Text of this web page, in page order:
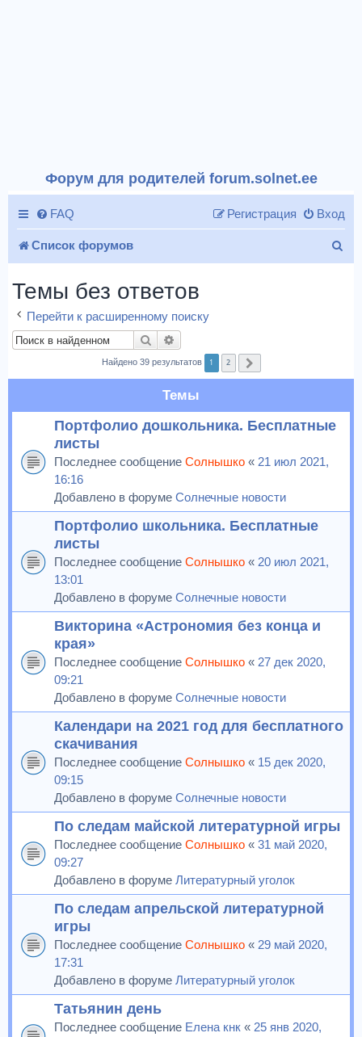
Форум для родителей forum.solnet.ee
FAQ Вход
Регистрация
Список форумов
Темы без ответов
Перейти к расширенному поиску
Поиск
Найдено 39 результатов 1 2
Темы
Портфолио дошкольника. Бесплатные
листы
Последнее сообщение Солнышко « 21 июл 2021,
16:16
Добавлено в форуме Солнечные новости
Портфолио школьника. Бесплатные
листы
Последнее сообщение Солнышко « 20 июл 2021,
13:01
Добавлено в форуме Солнечные новости
Викторина «Астрономия без конца и
края»
Последнее сообщение Солнышко « 27 дек 2020,
09:21
Добавлено в форуме Солнечные новости
Календари на 2021 год для бесплатного
скачивания
Последнее сообщение Солнышко « 15 дек 2020,
09:15
Добавлено в форуме Солнечные новости
По следам майской литературной игры
Последнее сообщение Солнышко « 31 май 2020,
09:27
Добавлено в форуме Литературный уголок
По следам апрельской литературной
игры
Последнее сообщение Солнышко « 29 май 2020,
17:31
Добавлено в форуме Литературный уголок
Татьянин день
Последнее сообщение Елена кнк « 25 янв 2020,